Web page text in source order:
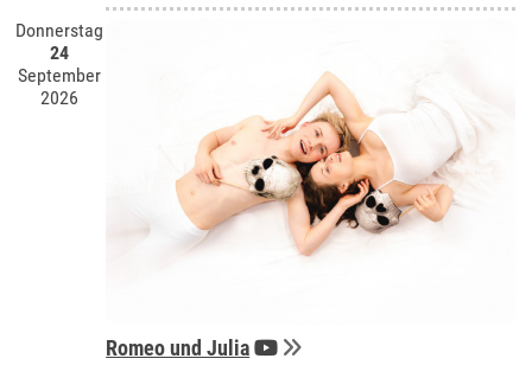
Donnerstag
24
September
2026
Romeo und Julia